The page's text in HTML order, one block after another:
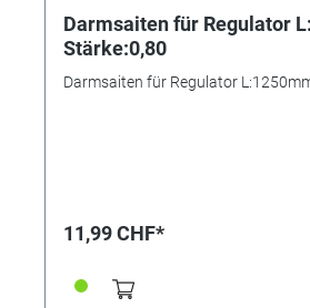
Darmsaiten für Regulator
Stärke:0,80
Darmsaiten für Regulator
11,99 CHF*